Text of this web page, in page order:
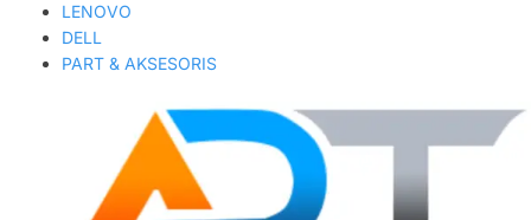
LENOVO
DELL
PART & AKSESORIS